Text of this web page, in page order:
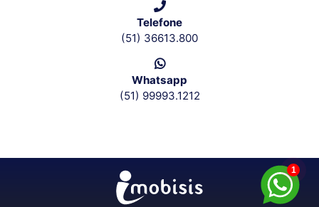
Telefone
(51) 36613.800
Whatsapp
(51) 99993.1212
1